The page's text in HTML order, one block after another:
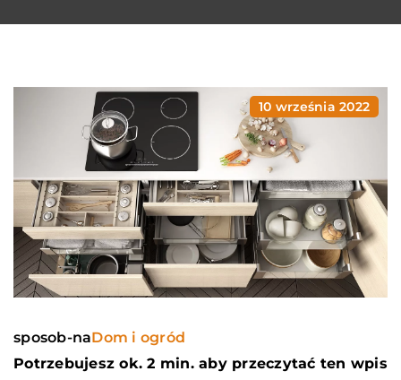
10 września 2022
sposob-naDom i ogród
Potrzebujesz ok. 2 min. aby przeczytać ten wpis